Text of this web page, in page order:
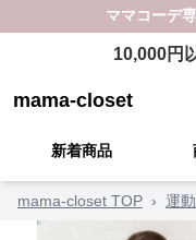
ママコーデ
10,000円
mama-closet
新着商品
mama-closet TOP › 運